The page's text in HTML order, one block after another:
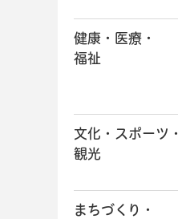
健康・医療・
福祉
文化・スポーツ・
観光
まちづくり・